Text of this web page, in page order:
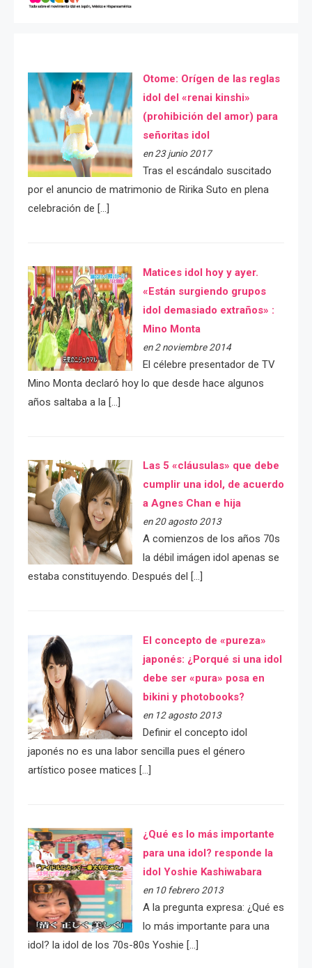
Otome: Orígen de las reglas
idol del «renai kinshi»
(prohibición del amor) para
señoritas idol
en 23 junio 2017
Tras el escándalo suscitado
por el anuncio de matrimonio de Ririka Suto en plena
celebración de […]
Matices idol hoy y ayer.
«Están surgiendo grupos
idol demasiado extraños» :
Mino Monta
en 2 noviembre 2014
El célebre presentador de TV
Mino Monta declaró hoy lo que desde hace algunos
años saltaba a la […]
Las 5 «cláusulas» que debe
cumplir una idol, de acuerdo
a Agnes Chan e hija
en 20 agosto 2013
A comienzos de los años 70s
la débil imágen idol apenas se
estaba constituyendo. Después del […]
El concepto de «pureza»
japonés: ¿Porqué si una idol
debe ser «pura» posa en
bikini y photobooks?
en 12 agosto 2013
Definir el concepto idol
japonés no es una labor sencilla pues el género
artístico posee matices […]
¿Qué es lo más importante
para una idol? responde la
idol Yoshie Kashiwabara
en 10 febrero 2013
A la pregunta expresa: ¿Qué es
lo más importante para una
idol? la idol de los 70s-80s Yoshie […]